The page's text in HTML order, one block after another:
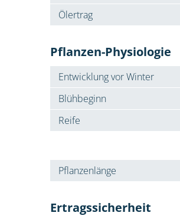
Ölertrag
Pflanzen-Physiologie
Entwicklung vor Winter
Blühbeginn
Reife
Pflanzenlänge
Ertragssicherheit